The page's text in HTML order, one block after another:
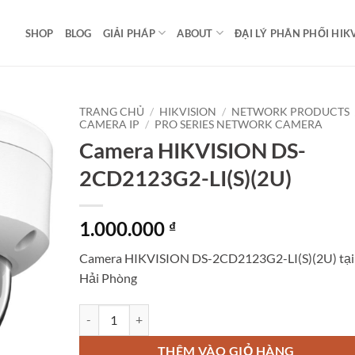
SHOP BLOG GIẢI PHÁP ABOUT ĐẠI LÝ PHÂN PHỐI
TRANG CHỦ / HIKVISION / NETWORK PRODUCTS
CAMERA IP / PRO SERIES NETWORK CAMERA
Camera HIKVISION DS-
2CD2123G2-LI(S)(2U)
1.000.000 ₫
Camera HIKVISION DS-2CD2123G2-LI(S)(2U) tại
Hải Phòng
THÊM VÀO GIỎ HÀNG